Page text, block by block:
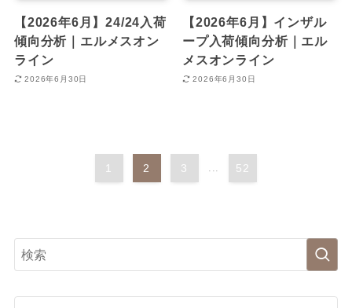
【2026年6月】24/24入荷
傾向分析｜エルメスオン
ライン
2026年6月30日
【2026年6月】インザル
ープ入荷傾向分析｜エル
メスオンライン
2026年6月30日
1 2 3 ... 52